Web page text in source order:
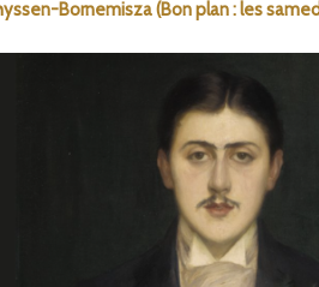
Bornemisza (Bon plan : les